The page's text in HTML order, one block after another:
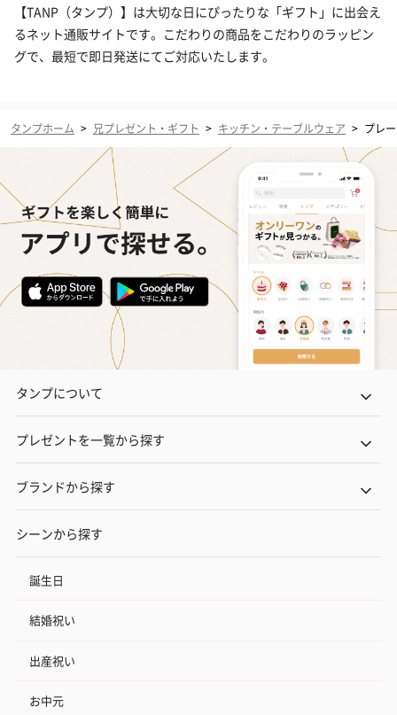
【TANP（タンプ）】は大切な日にぴったりな「ギフト」に出会え
るネット通販サイトです。こだわりの商品をこだわりのラッピン
グで、最短で即日発送にてご対応いたします。
タンプホーム > 兄プレゼント・ギフト > キッチン・テーブルウェア > プレ
タンプについて
プレゼントを一覧から探す
ブランドから探す
シーンから探す
誕生日
結婚祝い
出産祝い
お中元